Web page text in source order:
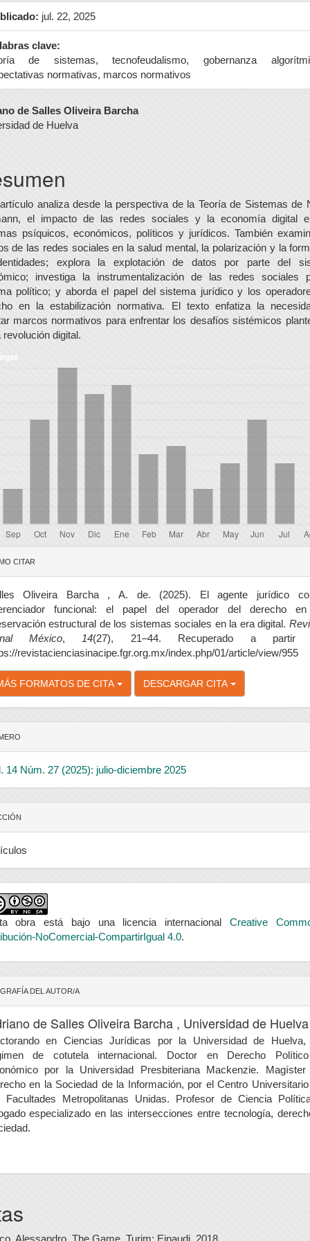
jul. 22, 2025
clave:
de sistemas, tecnofeudalismo, gobernanza
normativas, marcos normativos
de Salles Oliveira Barcha
de Huelva
analiza desde la perspectiva de la Teoría de Sistemas de
el impacto de las redes sociales y la economía digital
psíquicos, económicos, políticos y jurídicos. También
de las redes sociales en la salud mental, la polarización y la
explora la explotación de datos por parte del
investiga la instrumentalización de las redes sociales
político; y aborda el papel del sistema jurídico y los
en la estabilización normativa. El texto enfatiza la
marcos normativos para enfrentar los desafíos sistémicos
revolución digital.
CITAR
Oliveira Barcha , A. de. (2025). El agente jurídico
funcional: el papel del operador del derecho
estructural de los sistemas sociales en la era digital.
México, 14(27), 21–44. Recuperado a partir
revistacienciasinacipe.fgr.org.mx/index.php/01/article/view/955
FORMATOS DE CITA DESCARGAR CITA
14 Núm. 27 (2025): julio-diciembre 2025
obra está bajo una licencia internacional Creative
NoComercial-CompartirIgual 4.0.
DEL AUTOR/A
de Salles Oliveira Barcha , Universidad de Huelva
en Ciencias Jurídicas por la Universidad de Huelva,
de cotutela internacional. Doctor en Derecho
por la Universidad Presbiteriana Mackenzie.
en la Sociedad de la Información, por el Centro
Facultades Metropolitanas Unidas. Profesor de Ciencia
especializado en las intersecciones entre tecnología,
Alessandro, The Game, Turim: Einaudi, 2018.